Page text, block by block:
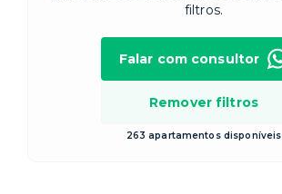
filtros.
Remover filtros
263 apartamentos disponíveis
Falar com consultor